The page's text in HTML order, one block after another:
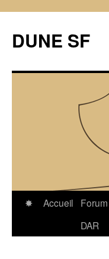
content
DUNE SF
✸ Accueil
DAR